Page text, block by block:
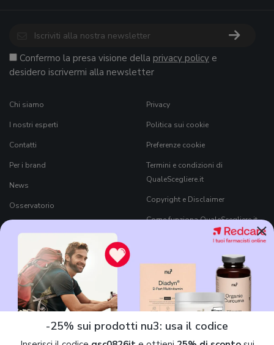
×
-25% sui prodotti nu3: usa il codice
Confermo la presa visione della privacy policy e
desidero iscrivermi alla newsletter
Chi siamo
I nostri esperti
Contatti
Per i brand
News
Osservatorio
Black Friday 2026
Privacy
Politica sui cookie
Preferenze cookie
Termini e condizioni di
QualeScegliere.it
Copyright e Disclaimer
Come funziona QualeScegliere.it